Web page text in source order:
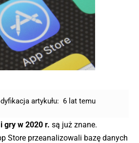
artykułu: 6 lat temu
gry w 2020 r. są już znane.
Store przeanalizowali bazę danych